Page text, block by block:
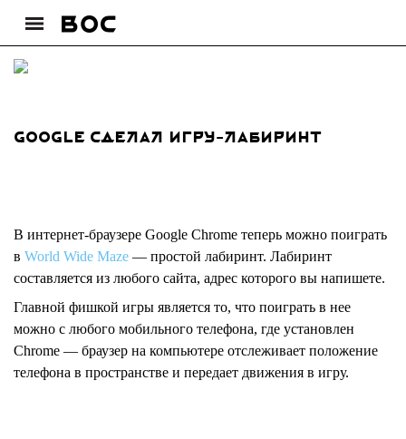
Google сделал игру-лабиринт
В интернет-браузере Google Chrome теперь можно поиграть
в World Wide Maze — простой лабиринт. Лабиринт
составляется из любого сайта, адрес которого вы напишете.
Главной фишкой игры является то, что поиграть в нее
можно с любого мобильного телефона, где установлен
Chrome — браузер на компьютере отслеживает положение
телефона в пространстве и передает движения в игру.